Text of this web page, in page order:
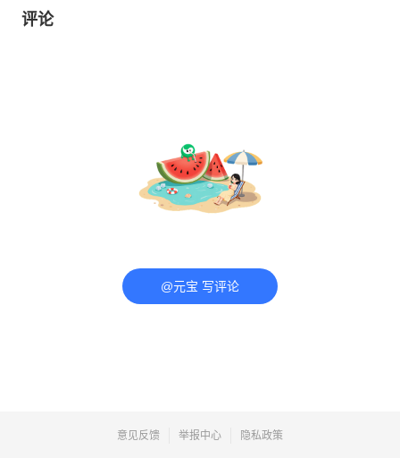
评论
@元宝 写评论
意见反馈 举报中心 隐私政策